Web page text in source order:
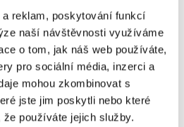
reklam, poskytování funkcí
naší návštěvnosti využíváme
o tom, jak náš web používáte,
pro sociální média, inzerci a
mohou zkombinovat s
jste jim poskytli nebo které
používáte jejich služby.
Boss Boot - US 8,
Grey
Boss BootVyšší boty Deck-
od značky G...